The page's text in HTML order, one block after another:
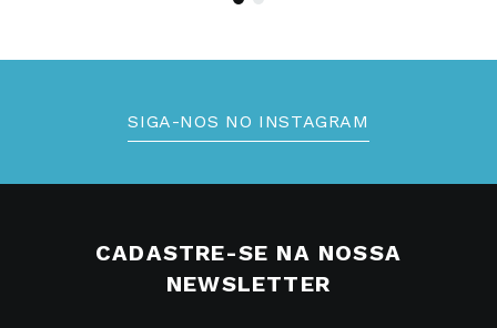
SIGA-NOS NO INSTAGRAM
CADASTRE-SE NA NOSSA
NEWSLETTER